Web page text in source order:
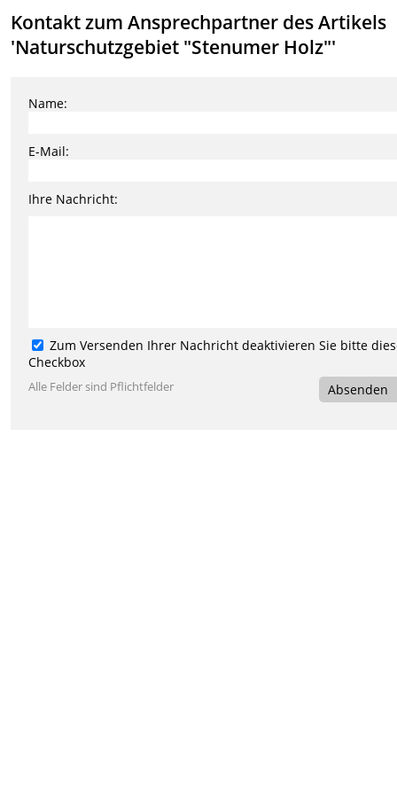
Kontakt zum Ansprechpartner des Artikels
'Naturschutzgebiet "Stenumer Holz"'
Name:
E-Mail:
Ihre Nachricht:
Zum Versenden Ihrer Nachricht deaktivieren Sie bitte
Checkbox
Alle Felder sind Pflichtfelder Absenden